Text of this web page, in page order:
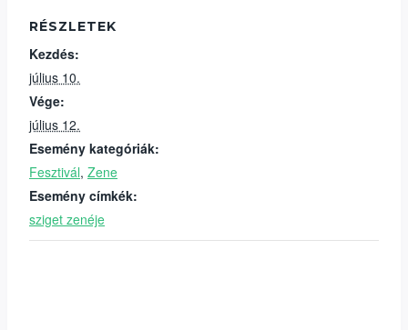
RÉSZLETEK
Kezdés:
július 10.
Vége:
július 12.
Esemény kategóriák:
Fesztivál, Zene
Esemény címkék:
sziget zenéje